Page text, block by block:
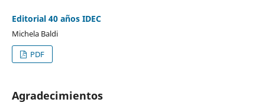
Editorial 40 años IDEC
Michela Baldi
PDF
Agradecimientos